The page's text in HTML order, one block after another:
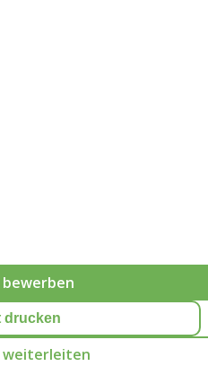
drucken
weiterleiten